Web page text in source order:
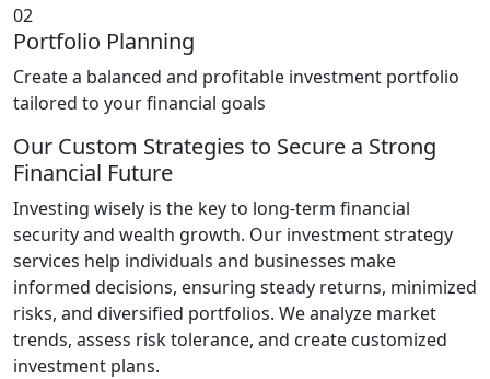
02
Portfolio Planning
Create a balanced and profitable investment portfolio
tailored to your financial goals
Our Custom Strategies to Secure a Strong
Financial Future
Investing wisely is the key to long-term financial
security and wealth growth. Our investment strategy
services help individuals and businesses make
informed decisions, ensuring steady returns, minimized
risks, and diversified portfolios. We analyze market
trends, assess risk tolerance, and create customized
investment plans.